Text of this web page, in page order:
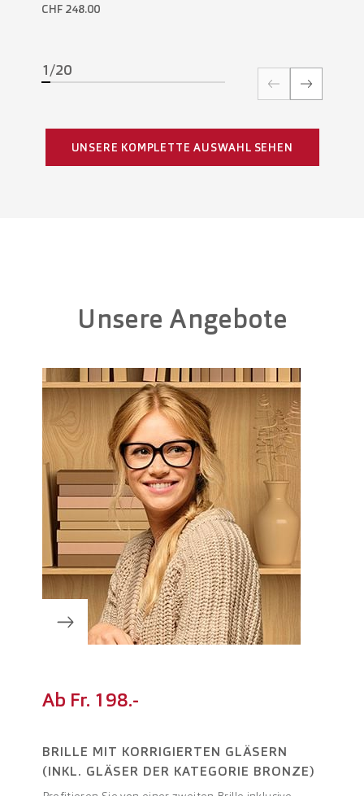
CHF 248.00
1/20
UNSERE KOMPLETTE AUSWAHL SEHEN
Unsere Angebote
Ab Fr. 198.-
BRILLE MIT KORRIGIERTEN GLÄSERN
(INKL. GLÄSER DER KATEGORIE BRONZE)